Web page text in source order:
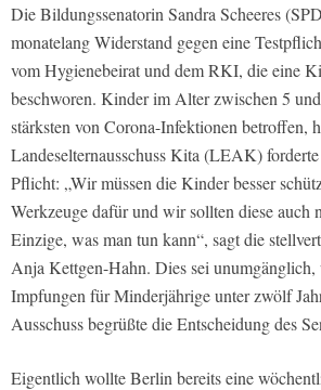
Die Bildungssenatorin Sandra Scheeres
monatelang Widerstand gegen eine
vom Hygienebeirat und dem RKI, die eine
beschworen. Kinder im Alter zwischen 5
stärksten von Corona-Infektionen betroffen,
Landeselternausschuss Kita (LEAK)
Pflicht: „Wir müssen die Kinder besser
Werkzeuge dafür und wir sollten diese auch
Einzige, was man tun kann“, sagt die
Anja Kettgen-Hahn. Dies sei unumgänglich,
Impfungen für Minderjährige unter zwölf
Ausschuss begrüßte die Entscheidung des
Eigentlich wollte Berlin bereits eine